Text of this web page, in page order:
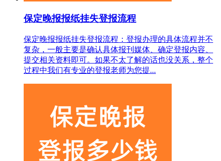
保定晚报报纸挂失登报流程
保定晚报报纸挂失登报流程：登报办理的具体流程并不
复杂，一般主要是确认具体报刊媒体、确定登报内容、
提交相关资料即可。如果不太了解的话也没关系，整个
过程中我们有专业的登报老师为您提...